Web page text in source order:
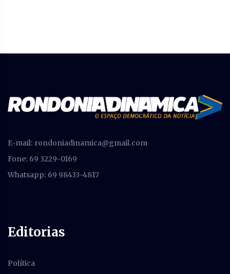
E-mail: rondoniadinamica@gmail.com
Fone: 69 3229-0169
Whatsapp: 69 98433-4817
Editorias
Política